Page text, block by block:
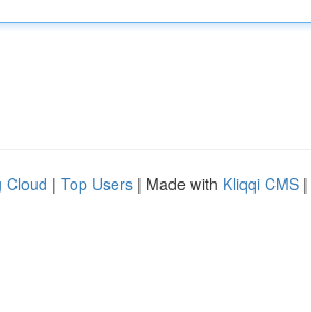
Cloud | Top Users | Made with Kliqqi CMS |